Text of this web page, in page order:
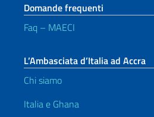
Domande frequenti
Faq – MAECI
L’Ambasciata d’Italia ad Accra
Chi siamo
Italia e Ghana